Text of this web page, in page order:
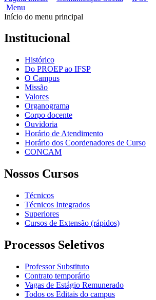
Menu
Início do menu principal
Institucional
Histórico
Do PROEP ao IFSP
O Campus
Missão
Valores
Organograma
Corpo docente
Ouvidoria
Horário de Atendimento
Horário dos Coordenadores de Curso
CONCAM
Nossos Cursos
Técnicos
Técnicos Integrados
Superiores
Cursos de Extensão (rápidos)
Processos Seletivos
Professor Substituto
Contrato temporário
Vagas de Estágio Remunerado
Todos os Editais do campus